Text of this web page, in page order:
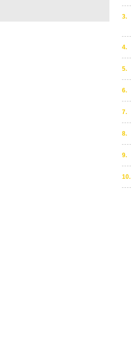
3.
4.
5.
6.
7.
8.
9.
10.